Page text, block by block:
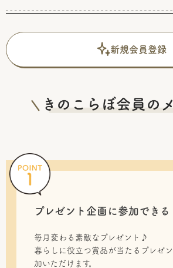
新規会員登録
プレゼント企画に参加できる
毎月変わる素敵なプレゼント♪
暮らしに役立つ賞品が当たるプレゼ
加いただけます。